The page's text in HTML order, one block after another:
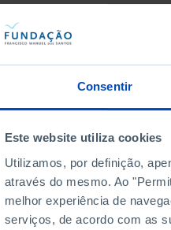
Consentir
Este website utiliza cookies
Utilizamos, por definição,
através do mesmo. Ao
melhor experiência de
serviços, de acordo com as
pesquisar